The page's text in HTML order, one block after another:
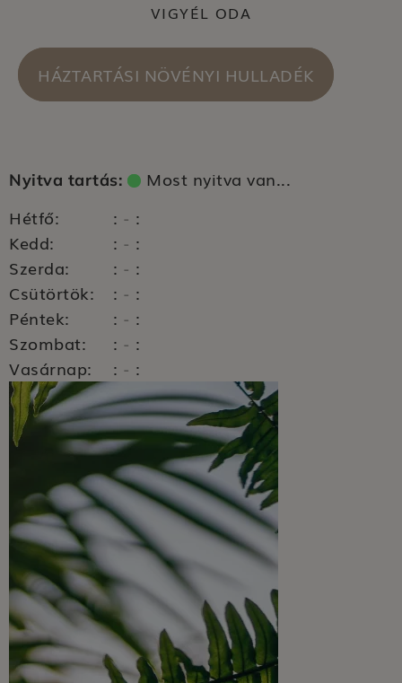
VIGYÉL ODA
HÁZTARTÁSI NÖVÉNYI HULLADÉK
Nyitva tartás:
Most nyitva van...
Hétfő:
: - :
Kedd:
: - :
Szerda:
: - :
Csütörtök:
: - :
Péntek:
: - :
Szombat:
: - :
Vasárnap:
: - :